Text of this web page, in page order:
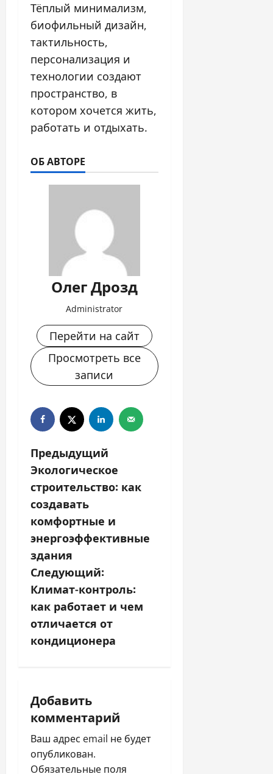
Тёплый минимализм,
биофильный дизайн,
тактильность,
персонализация и
технологии создают
пространство, в
котором хочется жить,
работать и отдыхать.
ОБ АВТОРЕ
Олег Дрозд
Administrator
Перейти на сайт
Просмотреть все
записи
Н
а
в
и
г
а
ц
и
о
з
а
Предыдущий
Экологическое
строительство: как
создавать
комфортные и
энергоэффективные
здания
Следующий:
Климат-контроль:
как работает и чем
отличается от
кондиционера
Добавить
комментарий
Ваш адрес email не будет
опубликован.
Обязательные поля